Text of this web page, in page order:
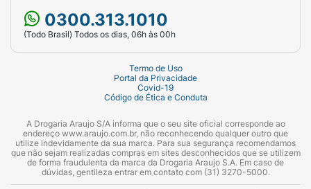
0300.313.1010
(Todo Brasil) Todos os dias, 06h às 00h
Termo de Uso
Portal da Privacidade
Covid-19
Código de Ética e Conduta
A Drogaria Araujo S/A informa que o seu site oficial corresponde ao
endereço www.araujo.com.br, não reconhecendo qualquer outro que
utilize indevidamente da sua marca. Para sua segurança recomendamos
que não sejam realizadas compras em sites desconhecidos que se utilizem
de forma fraudulenta da marca da Drogaria Araujo S.A. Em caso de
dúvidas, gentileza entrar em contato com (31) 3270-5000.